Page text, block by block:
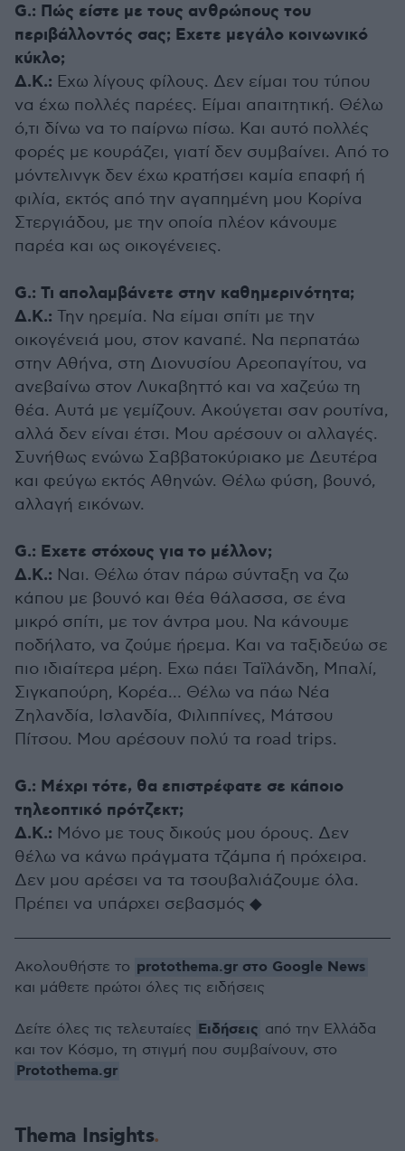
G.: Πώς είστε με τους ανθρώπους του
περιβάλλοντός σας; Εχετε μεγάλο κοινωνικό
κύκλο;
Δ.Κ.: Εχω λίγους φίλους. Δεν είμαι του τύπου
να έχω πολλές παρέες. Είμαι απαιτητική. Θέλω
ό,τι δίνω να το παίρνω πίσω. Και αυτό πολλές
φορές με κουράζει, γιατί δεν συμβαίνει. Από το
μόντελινγκ δεν έχω κρατήσει καμία επαφή ή
φιλία, εκτός από την αγαπημένη μου Κορίνα
Στεργιάδου, με την οποία πλέον κάνουμε
παρέα και ως οικογένειες.
G.: Τι απολαμβάνετε στην καθημερινότητα;
Δ.Κ.: Την ηρεμία. Να είμαι σπίτι με την
οικογένειά μου, στον καναπέ. Να περπατάω
στην Αθήνα, στη Διονυσίου Αρεοπαγίτου, να
ανεβαίνω στον Λυκαβηττό και να χαζεύω τη
θέα. Αυτά με γεμίζουν. Ακούγεται σαν ρουτίνα,
αλλά δεν είναι έτσι. Μου αρέσουν οι αλλαγές.
Συνήθως ενώνω Σαββατοκύριακο με Δευτέρα
και φεύγω εκτός Αθηνών. Θέλω φύση, βουνό,
αλλαγή εικόνων.
G.: Εχετε στόχους για το μέλλον;
Δ.Κ.: Ναι. Θέλω όταν πάρω σύνταξη να ζω
κάπου με βουνό και θέα θάλασσα, σε ένα
μικρό σπίτι, με τον άντρα μου. Να κάνουμε
ποδήλατο, να ζούμε ήρεμα. Και να ταξιδεύω σε
πιο ιδιαίτερα μέρη. Εχω πάει Ταϊλάνδη, Μπαλί,
Σιγκαπούρη, Κορέα… Θέλω να πάω Νέα
Ζηλανδία, Ισλανδία, Φιλιππίνες, Μάτσου
Πίτσου. Μου αρέσουν πολύ τα road trips.
G.: Μέχρι τότε, θα επιστρέφατε σε κάποιο
τηλεοπτικό πρότζεκτ;
Δ.Κ.: Μόνο με τους δικούς μου όρους. Δεν
θέλω να κάνω πράγματα τζάμπα ή πρόχειρα.
Δεν μου αρέσει να τα τσουβαλιάζουμε όλα.
Πρέπει να υπάρχει σεβασμός ◆
Thema Insights
Ακολουθήστε το protothema.gr στο Google News
και μάθετε πρώτοι όλες τις ειδήσεις
Δείτε όλες τις τελευταίες Ειδήσεις από την Ελλάδα
και τον Κόσμο, τη στιγμή που συμβαίνουν, στο
Protothema.gr